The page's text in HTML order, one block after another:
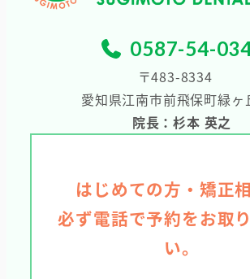
0587-54-
〒483-8334
愛知県江南市前飛保町緑ヶ
院長：杉本 英之
はじめての方・矯正
必ず電話で予約をお取
い。